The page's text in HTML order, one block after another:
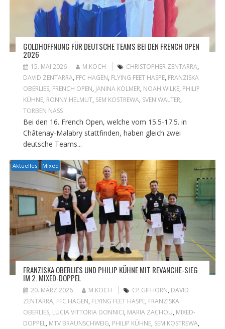
GOLDHOFFNUNG FÜR DEUTSCHE TEAMS BEI DEN FRENCH OPEN
2026
15. MAI 2026 M.KOCH CHRISTOPHER ZENTARRA,
DAVID ZENTARRA, FFC HAGEN, FLYING FEET HASPE, FRANZISKA
OBERLIES, FRENCH OPEN, JANINA KOLMER, NOAH WILKE, PHILIP
KÜHNE, RONNY HELMUT, SEM KOSTREWA, SVEN WALTER,
TORBEN NASS
Bei den 16. French Open, welche vom 15.5-17.5. in
Châtenay-Malabry stattfinden, haben gleich zwei
deutsche Teams...
Aktuelles Mixed
FRANZISKA OBERLIES UND PHILIP KÜHNE MIT REVANCHE-SIEG
IM 2. MIXED-DOPPEL
20. MÄRZ 2026 M.KOCH CP GIFHORN, DAVID
ZENTARRA, FFC HAGEN, FLYING FEET HASPE, FRANZISKA
OBERLIES, LUCIA VITTORIA DONNICI, MARIA ZACHOU, MIXED-
DOPPEL, MTV BRAUNSCHWEIG, PHILIP KÜHNE, SEM KOSTREWA,